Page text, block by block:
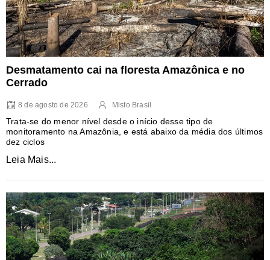
Desmatamento cai na floresta Amazônica e no
Cerrado
8 de agosto de 2026 Misto Brasil
Trata-se do menor nível desde o início desse tipo de
monitoramento na Amazônia, e está abaixo da média dos últimos
dez ciclos
Leia Mais...